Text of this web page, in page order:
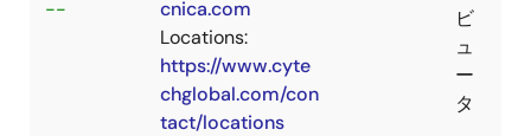
--
cnica.com
Locations:
https://www.cyte
chglobal.com/con
tact/locations
ビ
ュ
ー
タ